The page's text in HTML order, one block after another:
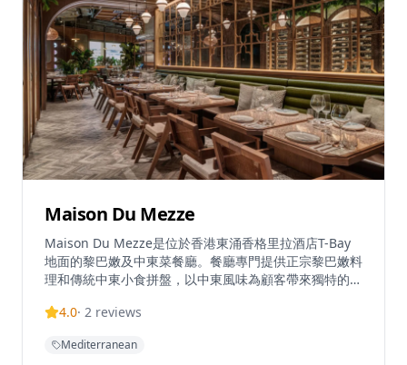
Maison Du Mezze
Maison Du Mezze是位於香港東涌香格里拉酒店T-Bay
地面的黎巴嫩及中東菜餐廳。餐廳專門提供正宗黎巴嫩料
理和傳統中東小食拼盤，以中東風味為顧客帶來獨特的用
輕鬆，是週末用餐的理想選擇。餐廳營業時間因應不同日
末營業時間較長。
4.0· 2 reviews
Mediterranean